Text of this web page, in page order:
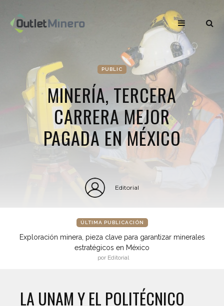
PUBLIC
MINERÍA, TERCERA
CARRERA MEJOR
PAGADA EN MÉXICO
Editorial
ÚLTIMA PUBLICACIÓN
Exploración minera, pieza clave para garantizar minerales
estratégicos en México
por Editorial
LA UNAM Y EL POLITÉCNICO